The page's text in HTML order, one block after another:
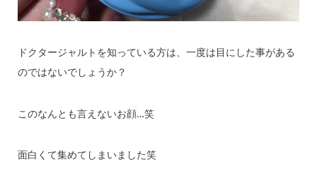
ドクタージャルトを知っている方は、一度は目にした事がある
のではないでしょうか？
このなんとも言えないお顔…笑
面白くて集めてしまいました笑